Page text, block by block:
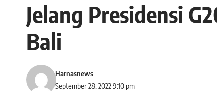
Jelang Presidensi
Bali
September 28, 2022 9:10 pm
Harnasnews